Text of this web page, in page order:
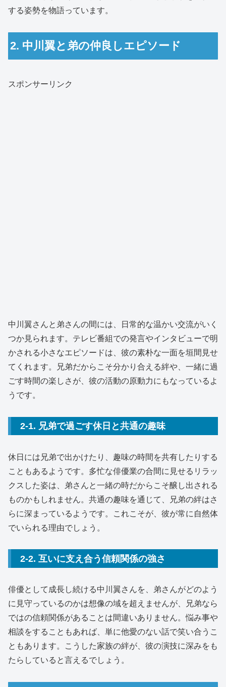
する姿勢を物語っています。
2. 中川翼と弟の仲良しエピソード
スポンサーリンク
中川翼さんと弟さんの間には、日常的な温かい交流がいく
つか見られます。テレビ番組での発言やインタビューで明
かされる小さなエピソードは、彼の素朴な一面を垣間見せ
てくれます。兄弟だからこそ分かり合える絆や、一緒に過
ごす時間の楽しさが、彼の活動の原動力にもなっているよ
うです。
2-1. 兄弟で過ごす休日と共通の趣味
休日には兄弟で出かけたり、趣味の時間を共有したりする
こともあるようです。多忙な俳優業の合間に見せるリラッ
クスした姿は、弟さんと一緒の時だからこそ醸し出される
ものかもしれません。共通の趣味を通じて、兄弟の絆はさ
らに深まっているようです。これこそが、彼が常に自然体
でいられる理由でしょう。
2-2. 互いに支え合う信頼関係の強さ
俳優として成長し続ける中川翼さんを、弟さんがどのよう
に見守っているのかは想像の域を超えませんが、兄弟なら
ではの信頼関係があることは間違いありません。悩み事や
相談をすることもあれば、単に他愛のない話で笑い合うこ
ともあります。こうした家族の絆が、彼の演技に深みをも
たらしていると言えるでしょう。